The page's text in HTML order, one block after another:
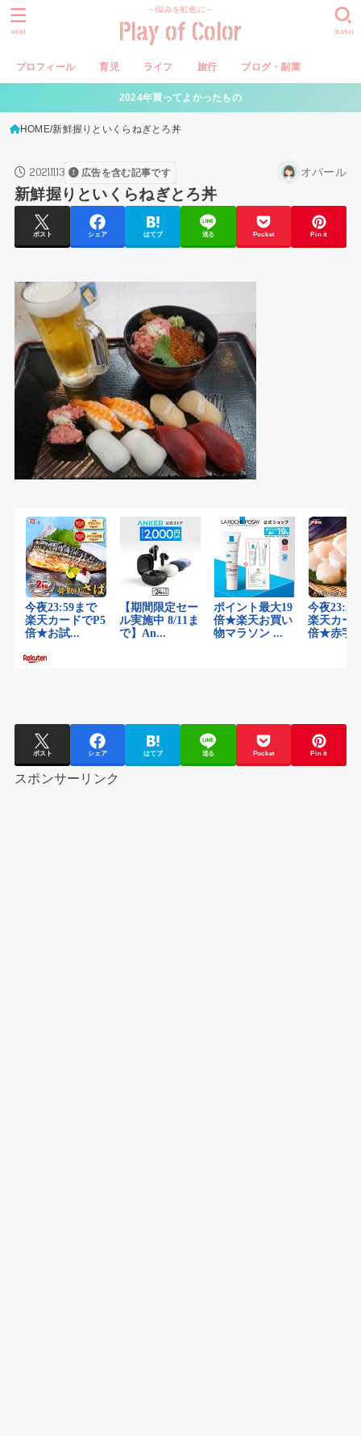
～悩みを虹色に～
Play of Color
プロフィール 育児 ライフ 旅行 ブログ・副業
SEARCH
MENU
2024年買ってよかったもの
HOME 新鮮握りといくらねぎとろ丼
2021.11.13 広告を含む記事です オパール
新鮮握りといくらねぎとろ丼
ポスト シェア はてブ 送る Pocket Pin it
ポスト シェア はてブ 送る Pocket Pin it
スポンサーリンク